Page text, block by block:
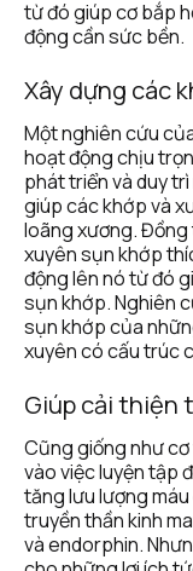
từ đó giúp cơ bắp
động cần sức bền.
Xây dựng các
Một nghiên cứu
hoạt động chịu
phát triển và duy
giúp các khớp và
loãng xương.
xuyên sụn khớp
động lên nó từ đó
sụn khớp. Nghiên
sụn khớp của
xuyên có cấu trúc
Giúp cải thiện
Cũng giống như
vào việc luyện tập
tăng lưu lượng
truyền thần kinh
và endorphin.